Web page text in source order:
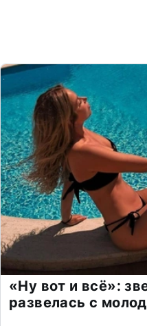
«Ну вот и всё»:
развелась с